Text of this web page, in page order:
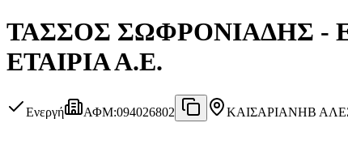
ΤΑΣΣΟΣ ΣΩΦΡΟΝΙΑΔΗΣ -
ΕΤΑΙΡΙΑ Α.Ε.
Ενεργή ΑΦΜ:094026802 ΚΑΙΣΑΡΙΑΝΗΒ